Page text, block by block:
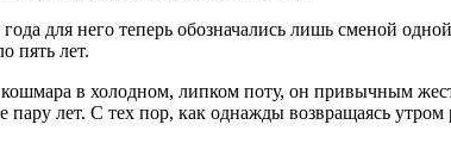
для него теперь обозначались лишь сменой
пять лет.
в холодном, липком поту, он привычным
лет. С тех пор, как однажды возвращаясь